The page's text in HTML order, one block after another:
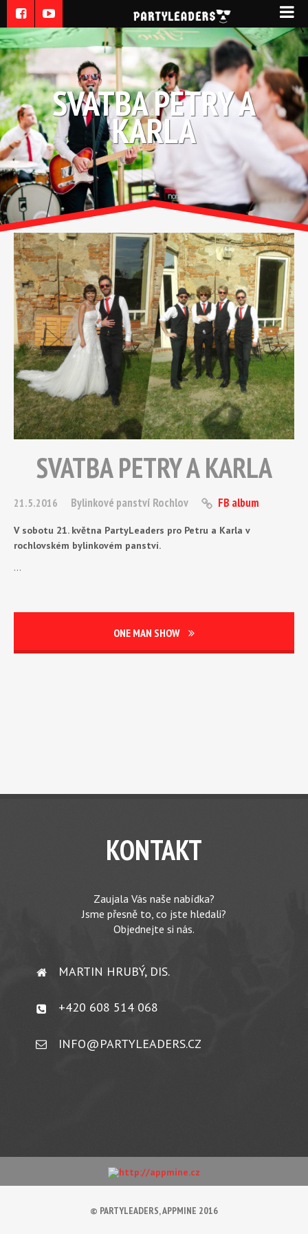
SVATBA PETRY A
KARLA
SVATBA PETRY A KARLA
21.5.2016 Bylinkové panství Rochlov FB album
V sobotu 21. května PartyLeaders pro Petru a Karla v
rochlovském bylinkovém panství.
…
ONE MAN SHOW
KONTAKT
Zaujala Vás naše nabídka?
Jsme přesně to, co jste hledali?
Objednejte si nás.
MARTIN HRUBÝ, DIS.
+420 608 514 068
INFO@PARTYLEADERS.CZ
© PARTYLEADERS, APPMINE 2016